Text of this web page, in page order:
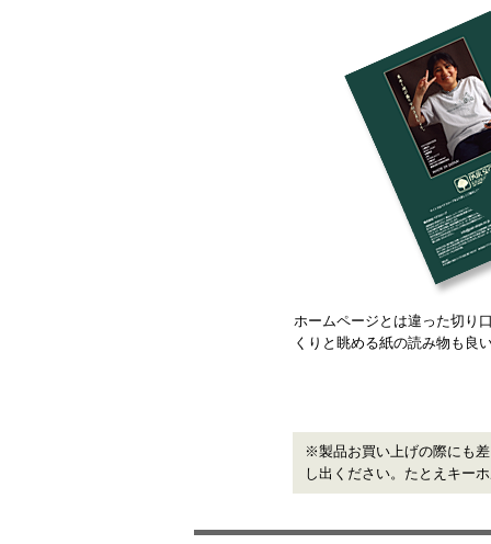
ホームページとは違った切り
くりと眺める紙の読み物も良
※製品お買い上げの際にも
し出ください。たとえキー